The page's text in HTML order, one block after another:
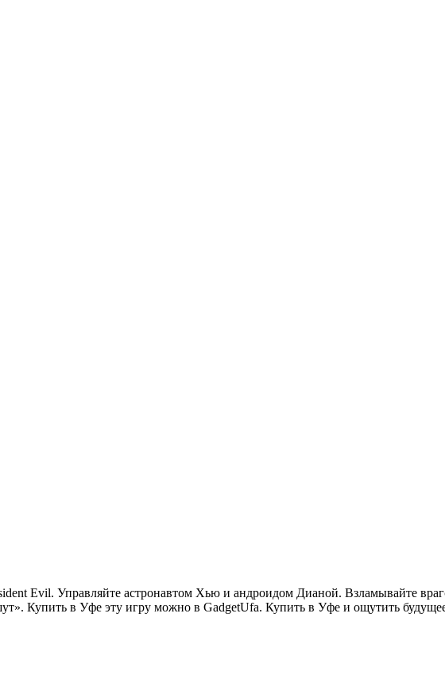
Evil. Управляйте астронавтом Хью и андроидом Дианой. Взламывайте
Купить в Уфе эту игру можно в GadgetUfa. Купить в Уфе и ощутить